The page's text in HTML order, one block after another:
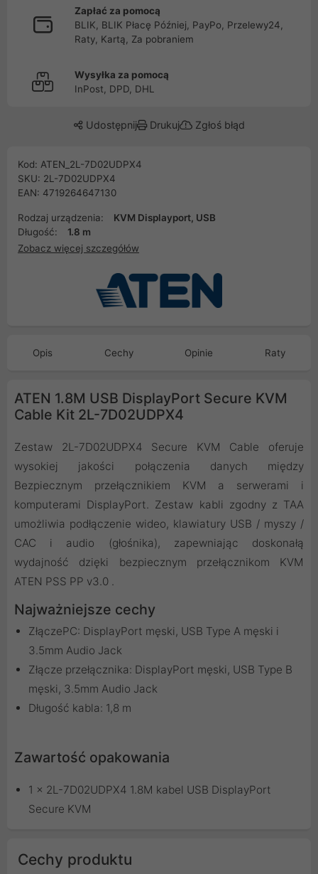
Zapłać za pomocą
BLIK, BLIK Płacę Później, PayPo, Przelewy24,
Raty, Kartą, Za pobraniem
Wysyłka za pomocą
InPost, DPD, DHL
Udostępnij Drukuj Zgłoś błąd
Kod: ATEN_2L-7D02UDPX4
SKU: 2L-7D02UDPX4
EAN: 4719264647130
Rodzaj urządzenia:
KVM Displayport, USB
Długość:
1.8 m
Zobacz więcej szczegółów
Opis Cechy Opinie Raty
ATEN 1.8M USB DisplayPort Secure KVM
Cable Kit 2L-7D02UDPX4
Zestaw 2L-7D02UDPX4 Secure KVM Cable oferuje
wysokiej jakości połączenia danych między
Bezpiecznym przełącznikiem KVM a serwerami i
komputerami DisplayPort. Zestaw kabli zgodny z TAA
umożliwia podłączenie wideo, klawiatury USB / myszy /
CAC i audio (głośnika), zapewniając doskonałą
wydajność dzięki bezpiecznym przełącznikom KVM
ATEN PSS PP v3.0 .
Najważniejsze cechy
ZłączePC: DisplayPort męski, USB Type A męski i
3.5mm Audio Jack
Złącze przełącznika: DisplayPort męski, USB Type B
męski, 3.5mm Audio Jack
Długość kabla: 1,8 m
Zawartość opakowania
1 x 2L-7D02UDPX4 1.8M kabel USB DisplayPort
Secure KVM
Cechy produktu